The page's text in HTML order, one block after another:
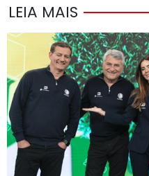
LEIA MAIS